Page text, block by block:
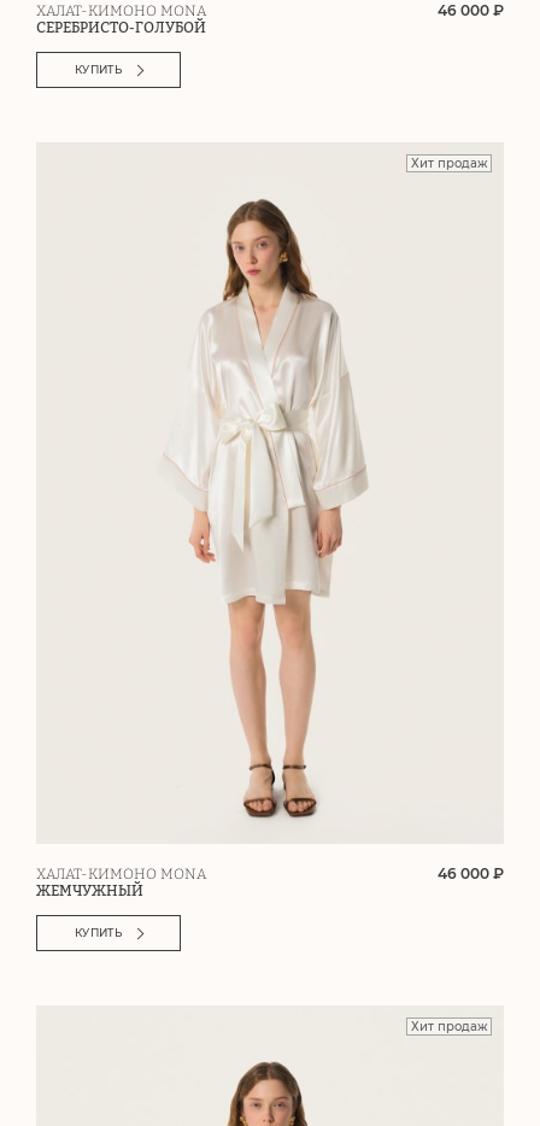
ХАЛАТ-КИМОНО MONA
СЕРЕБРИСТО-ГОЛУБОЙ
46 000 ₽
КУПИТЬ
Хит продаж
ХАЛАТ-КИМОНО MONA
ЖЕМЧУЖНЫЙ
46 000 ₽
КУПИТЬ
Хит продаж